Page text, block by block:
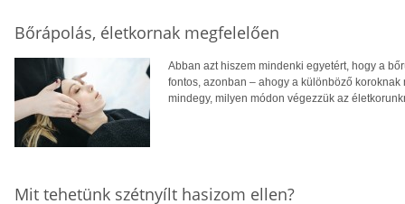
Bőrápolás, életkornak megfelelően
Abban azt hiszem mindenki egyetért, hogy a
fontos, azonban – ahogy a különböző
mindegy, milyen módon végezzük az
Mit tehetünk szétnyílt hasizom ellen?